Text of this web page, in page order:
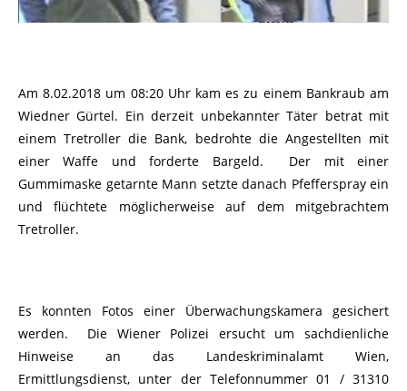
Am 8.02.2018 um 08:20 Uhr kam es zu einem Bankraub am
Wiedner Gürtel. Ein derzeit unbekannter Täter betrat mit
einem Tretroller die Bank, bedrohte die Angestellten mit
einer Waffe und forderte Bargeld. Der mit einer
Gummimaske getarnte Mann setzte danach Pfefferspray ein
und flüchtete möglicherweise auf dem mitgebrachtem
Tretroller.
Es konnten Fotos einer Überwachungskamera gesichert
werden. Die Wiener Polizei ersucht um sachdienliche
Hinweise an das Landeskriminalamt Wien,
Ermittlungsdienst, unter der Telefonnummer 01 / 31310